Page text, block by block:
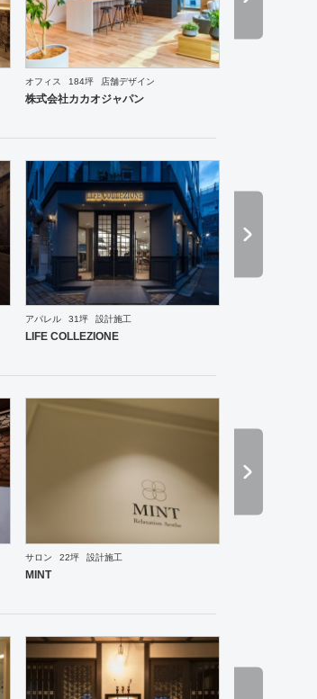
理・韓国料理 その他 オフィス
オフィス 184坪 店舗デザイン
株式会社カカオジャパン
和食・寿司 焼肉・中華料理・韓国料理
アパレル 31坪 設計施工
LIFE COLLEZIONE
和食・寿司
サロン 22坪 設計施工
MINT